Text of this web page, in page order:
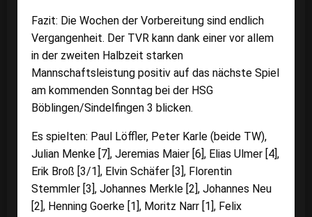
Fazit: Die Wochen der Vorbereitung sind endlich
Vergangenheit. Der TVR kann dank einer vor allem
in der zweiten Halbzeit starken
Mannschaftsleistung positiv auf das nächste Spiel
am kommenden Sonntag bei der HSG
Böblingen/Sindelfingen 3 blicken.
Es spielten: Paul Löffler, Peter Karle (beide TW),
Julian Menke [7], Jeremias Maier [6], Elias Ulmer [4],
Erik Broß [3/1], Elvin Schäfer [3], Florentin
Stemmler [3], Johannes Merkle [2], Johannes Neu
[2], Henning Goerke [1], Moritz Narr [1], Felix